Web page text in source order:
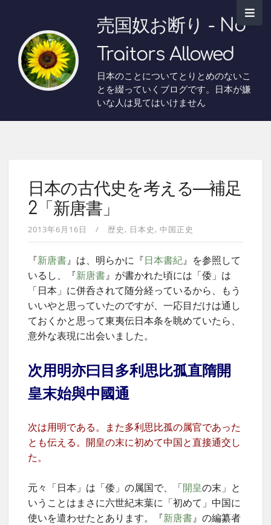
売国奴お断り - No
Traitors Allowed
日本のことについてとりとめのないこ
とを綴っていくブログです。日本が嫌
いな人は見てはいけません
日本の古代史を考える—補足
2「新唐書」
2013年6月16日 歴史 日本史 中国正史
『新唐書』は、明らかに『日本書紀』を参照して
いるし、『新唐書』が書かれた頃には「倭」は
「日本」に併呑されて随分経っているから、もう
いいやと思っていたのですが、一応目だけは通し
ておくかと思って東夷伝日本条を眺めていたら、
意外な表現に出会いました。
次用明亦曰目多利思比孤直隋開
皇末始與中國通
次は用明である。また多利思比孤の属官であった
とも伝える。開皇の末に初めて中国と直接通交し
た。
元々「日本」は「倭」の属国で、「開皇の末」と
いうことはまさに六世紀末葉に「初めて」中国に
使いを遣わせたとあります。『新唐書』の編纂者